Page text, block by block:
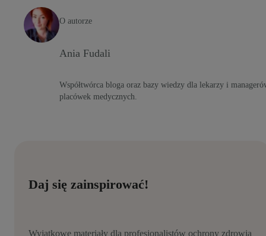
O autorze
Ania Fudali
Współtwórca bloga oraz bazy wiedzy dla lekarzy i
placówek medycznych.
Daj się zainspirować!
Wyjątkowe materiały dla profesjonalistów ochrony zdrowia